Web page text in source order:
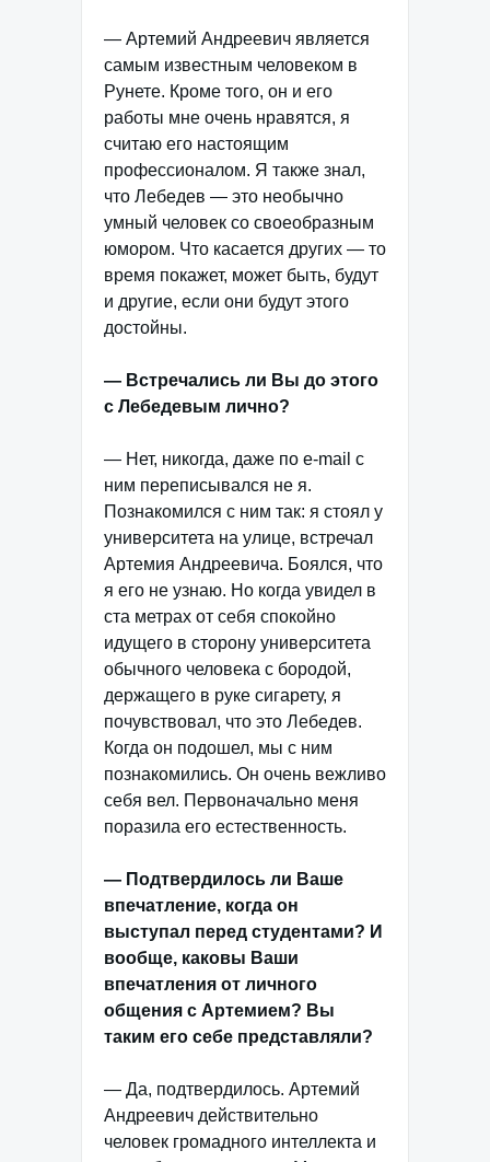
— Артемий Андреевич является
самым известным человеком в
Рунете. Кроме того, он и его
работы мне очень нравятся, я
считаю его настоящим
профессионалом. Я также знал,
что Лебедев — это необычно
умный человек со своеобразным
юмором. Что касается других — то
время покажет, может быть, будут
и другие, если они будут этого
достойны.
— Встречались ли Вы до этого
с Лебедевым лично?
— Нет, никогда, даже по e-mail с
ним переписывался не я.
Познакомился с ним так: я стоял у
университета на улице, встречал
Артемия Андреевича. Боялся, что
я его не узнаю. Но когда увидел в
ста метрах от себя спокойно
идущего в сторону университета
обычного человека с бородой,
держащего в руке сигарету, я
почувствовал, что это Лебедев.
Когда он подошел, мы с ним
познакомились. Он очень вежливо
себя вел. Первоначально меня
поразила его естественность.
— Подтвердилось ли Ваше
впечатление, когда он
выступал перед студентами? И
вообще, каковы Ваши
впечатления от личного
общения с Артемием? Вы
таким его себе представляли?
— Да, подтвердилось. Артемий
Андреевич действительно
человек громадного интеллекта и